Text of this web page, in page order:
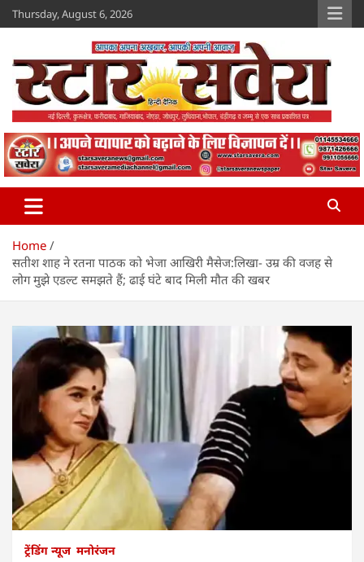
Skip
to
Thursday, August 6, 2026
Star Savera
www.starsavera.com
Home
सतीश शाह ने रतना पाठक को भेजा आखिरी मैसेज:लिखा- उम्र की वजह से
लोग मुझे एडल्ट समझते हैं; ढाई घंटे बाद मिली मौत की खबर
ट्रेंडिंग न्यूज मनोरंजन